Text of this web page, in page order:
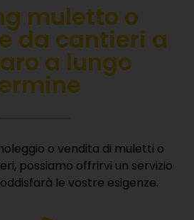
muletto o
da cantieri a
a lungo
o vendita di muletti o
possiamo offrirvi un servizio
le vostre esigenze.